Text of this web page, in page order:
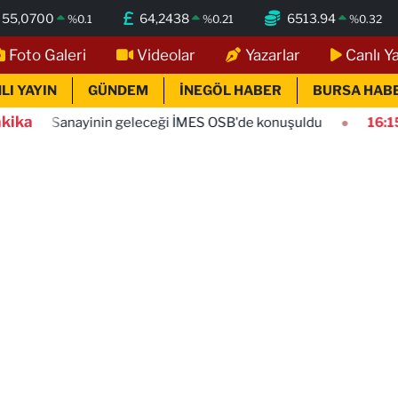
55,0700 %0.1 64,2438 %0.21 6513.94 %0.32
Foto Galeri Videolar Yazarlar Canlı
YAYIN GÜNDEM İNEGÖL HABER BURSA
geleceği İMES OSB'de konuşuldu 16:15Trabzon'a